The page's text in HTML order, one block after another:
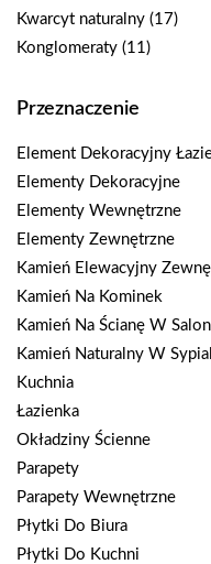
Kwarcyt naturalny (17)
Konglomeraty (11)
Przeznaczenie
Element Dekoracyjny
Elementy Dekoracyjne
Elementy Wewnętrzne
Elementy Zewnętrzne
Kamień Elewacyjny
Kamień Na Kominek
Kamień Na Ścianę W
Kamień Naturalny W
Kuchnia
Łazienka
Okładziny Ścienne
Parapety
Parapety Wewnętrzne
Płytki Do Biura
Płytki Do Kuchni